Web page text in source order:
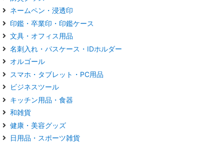
ネームペン・浸透印
印鑑・卒業印・印鑑ケース
文具・オフィス用品
名刺入れ・パスケース・IDホルダー
オルゴール
スマホ・タブレット・PC用品
ビジネスツール
キッチン用品・食器
和雑貨
健康・美容グッズ
日用品・スポーツ雑貨